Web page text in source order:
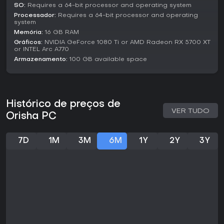
lançado. Se você curte mitologia misturada a narrativa
interativa e elementos co-op, vale adicionar à wishlist para
o lançamento.
SO: Requires a 64-bit processor and operating system
Processador: Requires a 64-bit processor and operating
system
Memória: 16 GB RAM
Gráficos: NVIDIA GeForce 1080 Ti or AMD Radeon RX 5700 XT
or INTEL Arc A770
Armazenamento: 100 GB available space
Histórico de preços de
Orisha PC
VER TUDO
7D 1M 3M 6M 1Y 2Y 3Y